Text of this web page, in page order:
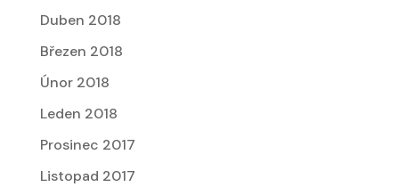
Duben 2018
Březen 2018
Únor 2018
Leden 2018
Prosinec 2017
Listopad 2017